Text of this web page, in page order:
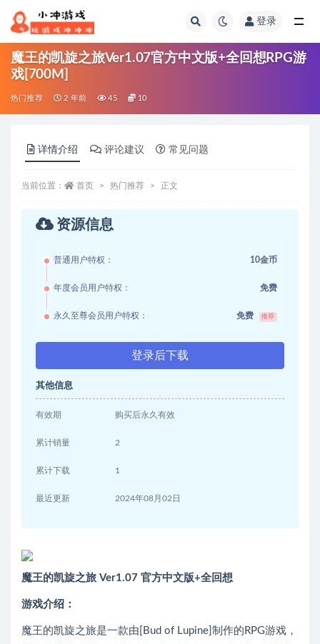
登录
魔王的凯旋之旅Ver1.07官方中文版+全回想RPG游
戏[700M]
热门推荐 2 年前 45 10
详情介绍 评论建议 常见问题
当前位置： 首页 热门推荐 正文
资源信息
普通用户特权： 10金币
年度会员用户特权： 免费
永久至尊会员用户特权： 免费 推荐
登录后下载
其他信息
有效期 购买后永久有效
累计销量 2
累计下载 1
最近更新 2024年08月02日
魔王的凯旋之旅 Ver1.07 官方中文版+全回想
游戏介绍 ：
魔王的凯旋之旅是一款由[Bud of Lupine]制作的RPG游戏，